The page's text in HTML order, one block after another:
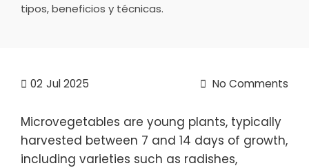
tipos, beneficios y técnicas.
02 Jul 2025 No Comments
Microvegetables are young plants, typically
harvested between 7 and 14 days of growth,
including varieties such as radishes,